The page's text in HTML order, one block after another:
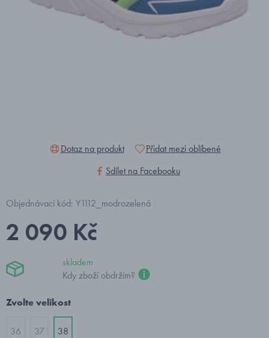
Dotaz na produkt
Přidat mezi oblíbené
Sdílet na Facebooku
Objednávací kód: Y1112_modrozelená
2 090 Kč
skladem
Kdy zboží obdržím?
Zvolte velikost
36 37 38